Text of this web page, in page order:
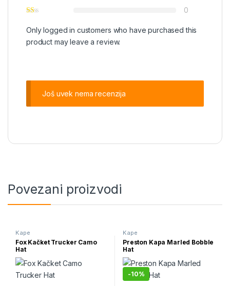
0
Only logged in customers who have purchased this
product may leave a review.
Još uvek nema recenzija
Povezani proizvodi
Kape
Fox Kačket Trucker Camo
Hat
Kape
Preston Kapa Marled Bobble
Hat
-10%